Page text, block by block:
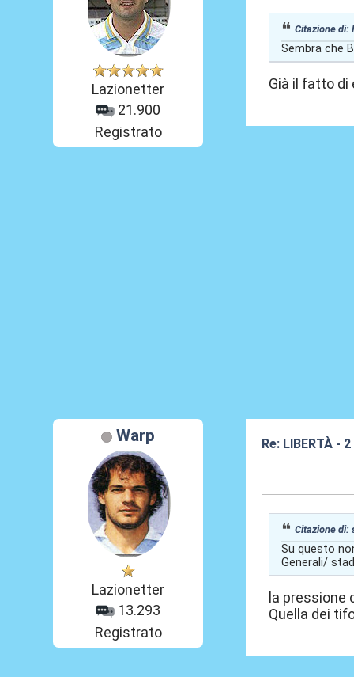
Lazionetter
21.900
Registrato
Citazione di:
Sembra che
Già il fatto di
Warp
Lazionetter
13.293
Registrato
Re: LIBERTÀ -
Citazione di:
Su questo
Generali/
la
Quella dei